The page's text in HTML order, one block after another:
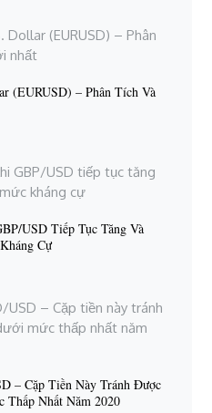
(EURUSD) – Phân Tích Và
USD Tiếp Tục Tăng Và
Cự
– Cặp Tiền Này Tránh Được
Thấp Nhất Năm 2020